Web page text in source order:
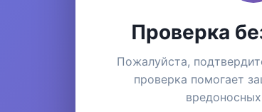
Проверка
Пожалуйста,
проверка помогает